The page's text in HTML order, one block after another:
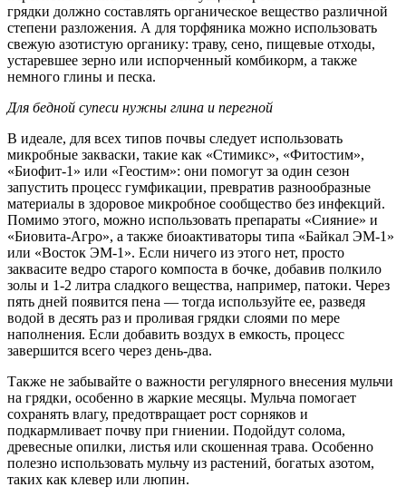
грядки должно составлять органическое вещество различной
степени разложения. А для торфяника можно использовать
свежую азотистую органику: траву, сено, пищевые отходы,
устаревшее зерно или испорченный комбикорм, а также
немного глины и песка.
Для бедной супеси нужны глина и перегной
В идеале, для всех типов почвы следует использовать
микробные закваски, такие как «Стимикс», «Фитостим»,
«Биофит-1» или «Геостим»: они помогут за один сезон
запустить процесс гумфикации, превратив разнообразные
материалы в здоровое микробное сообщество без инфекций.
Помимо этого, можно использовать препараты «Сияние» и
«Биовита-Агро», а также биоактиваторы типа «Байкал ЭМ-1»
или «Восток ЭМ-1». Если ничего из этого нет, просто
заквасите ведро старого компоста в бочке, добавив полкило
золы и 1-2 литра сладкого вещества, например, патоки. Через
пять дней появится пена — тогда используйте ее, разведя
водой в десять раз и проливая грядки слоями по мере
наполнения. Если добавить воздух в емкость, процесс
завершится всего через день-два.
Также не забывайте о важности регулярного внесения мульчи
на грядки, особенно в жаркие месяцы. Мульча помогает
сохранять влагу, предотвращает рост сорняков и
подкармливает почву при гниении. Подойдут солома,
древесные опилки, листья или скошенная трава. Особенно
полезно использовать мульчу из растений, богатых азотом,
таких как клевер или люпин.